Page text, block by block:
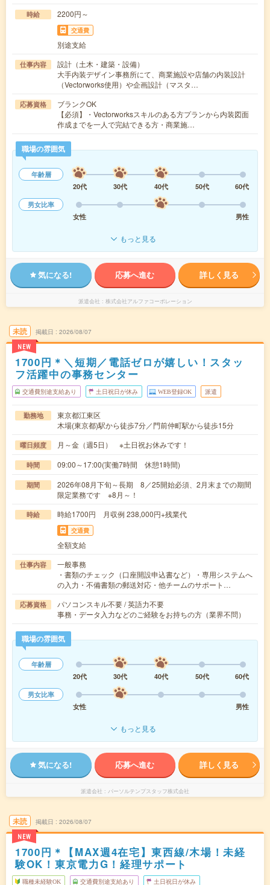
時給 2200円～
交通費
別途支給
仕事内容
設計（土木・建築・設備）
大手内装デザイン事務所にて、商業施設や店舗の内装設計
（Vectorworks使用）や企画設計（マスタ…
応募資格
ブランクOK
【必須】・Vectorworksスキルのある方プランから内装図面
作成までを一人で完結できる方・商業施…
職場の雰囲気
年齢層
20代
30代 40代 50代
60代
男女比率
女性
男性
もっと見る
気になる! 応募へ進む 詳しく見る
派遣会社 株式会社アルファコーポレーション
未読
NEW
掲載日 2026/08/07
1700円＊＼短期／電話ゼロが嬉しい！スタッ
フ活躍中の事務センター
交通費別途支給あり 土日祝日が休み WEB登録OK 派遣
勤務地
東京都江東区
木場(東京都)駅から徒歩7分／門前仲町駅から徒歩15分
曜日頻度 月～金（週5日） ※土日祝お休みです！
時間 09:00～17:00(実働7時間 休憩1時間)
期間
2026年08月下旬～長期 8／25開始必須、2月末までの期間
限定業務です ※8月～！
時給 時給1700円 月収例 238,000円+残業代
交通費
全額支給
仕事内容
一般事務
・書類のチェック（口座開設申込書など）・専用システムへ
の入力・不備書類の郵送対応・他チームのサポート…
応募資格
パソコンスキル不要 / 英語力不要
事務・データ入力などのご経験をお持ちの方（業界不問）
職場の雰囲気
年齢層
20代
30代 40代 50代
60代
男女比率
女性
男性
もっと見る
気になる! 応募へ進む 詳しく見る
派遣会社 パーソルテンプスタッフ株式会社
未読
NEW
掲載日 2026/08/07
1700円＊【MAX週4在宅】東西線/木場！未経
験OK！東京電力G！経理サポート
職種未経験OK 交通費別途支給あり 土日祝日が休み